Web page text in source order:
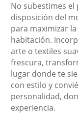
No subestimes
disposición del
para maximizar
habitación.
arte o textiles
frescura,
lugar donde te
con estilo y
personalidad,
experiencia.